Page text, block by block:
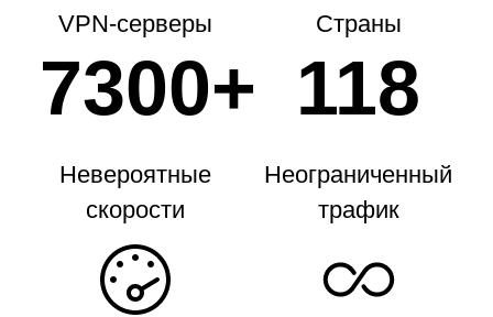
VPN-серверы
7300+
Страны
118
Невероятные
скорости
Неограниченный
трафик